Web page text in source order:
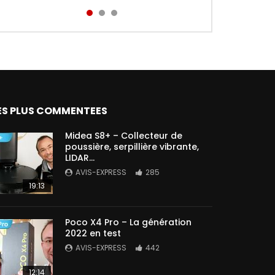
PLUS COMMENTEES
19:13
Midea S8+ – Collecteur de
poussière, serpillière vibrante,
LIDAR…
AVIS-EXPRESS 285
12:14
Poco X4 Pro – La génération
2022 en test
AVIS-EXPRESS 442